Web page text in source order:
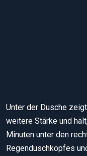
Unter der Dusche
weitere Stärke und
Minuten unter den
Regenduschkopfes